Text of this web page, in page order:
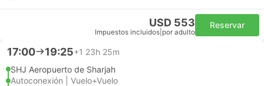
USD 553
Impuestos incluidos por adulto
Reservar
17:00 19:25+1 23h 25m
SHJ Aeropuerto de Sharjah
Autoconexión | Vuelo+Vuelo